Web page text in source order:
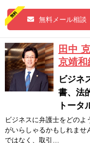
無料メール相談
田中
京靖和
ビジネ
書、法
トータ
ビジネスに弁護士をどの
がいらしゃるかもしれませ
ではなく、取引…